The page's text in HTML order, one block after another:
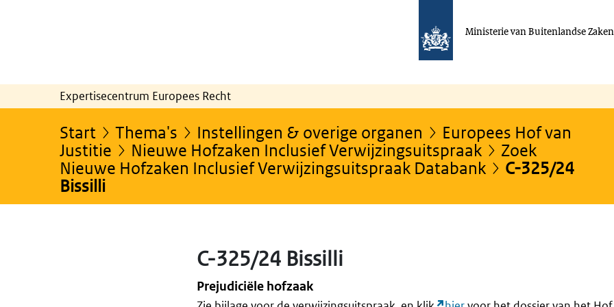
Ministerie van Buitenlandse Zaken
Expertisecentrum Europees Recht
Start Thema's Instellingen & overige organen
Europees Hof van
Justitie
Nieuwe Hofzaken Inclusief Verwijzingsuitspraak
Zoek
Nieuwe Hofzaken Inclusief Verwijzingsuitspraak Databank
C-325/24
Bissilli
C-325/24 Bissilli
Prejudiciële hofzaak